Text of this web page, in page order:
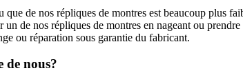
de nos répliques de montres est beaucoup plus
de nos répliques de montres en nageant ou
ou réparation sous garantie du fabricant.
de nous?